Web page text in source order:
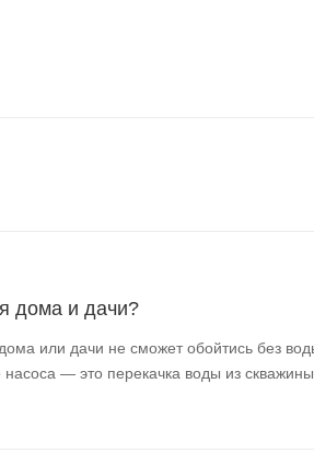
дома и дачи?
или дачи не сможет обойтись без
— это перекачка воды из